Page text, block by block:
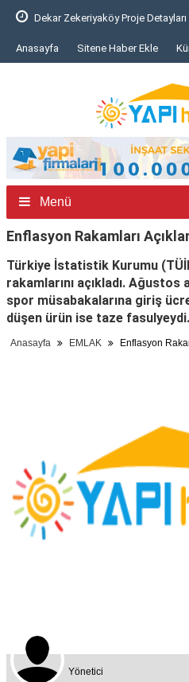
Dekar Zekeriyaköy Proje
Anasayfa Sitene Haber Ekle
Menü
Enflasyon Rakamları
Türkiye İstatistik Kurumu
rakamlarını açıkladı. Ağustos
spor müsabakalarına giriş
düşen ürün ise taze fasulyeydi.
Anasayfa EMLAK Enflasyon
Yönetici